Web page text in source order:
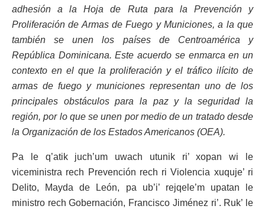
adhesión a la Hoja de Ruta para la Prevención y
Proliferación de Armas de Fuego y Municiones, a la que
también se unen los países de Centroamérica y
República Dominicana. Este acuerdo se enmarca en un
contexto en el que la proliferación y el tráfico ilícito de
armas de fuego y municiones representan uno de los
principales obstáculos para la paz y la seguridad la
región, por lo que se unen por medio de un tratado desde
la Organización de los Estados Americanos (OEA).
Pa le q’atik juch’um uwach utunik ri’ xopan wi le
viceministra rech Prevención rech ri Violencia xuquje’ ri
Delito, Mayda de León, pa ub’i’ rejqele’m upatan le
ministro rech Gobernación, Francisco Jiménez ri’. Ruk’ le